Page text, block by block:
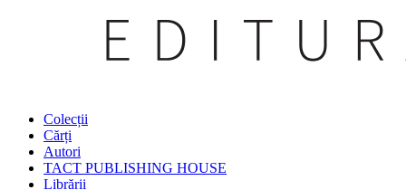
Colecții
Cărți
Autori
TACT PUBLISHING HOUSE
Librării